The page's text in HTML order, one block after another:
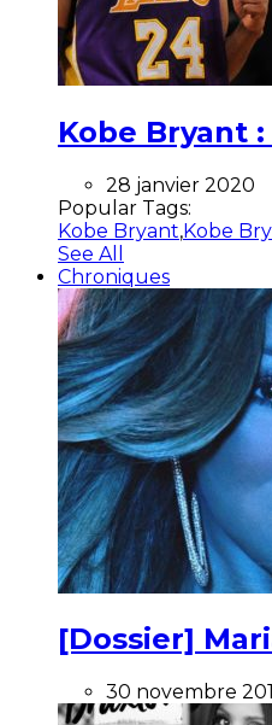
Kobe Bryant
28 janvier 2020
Popular Tags:
Kobe Bryant,Kobe
See All
Chroniques
[Dossier]
30 novembre